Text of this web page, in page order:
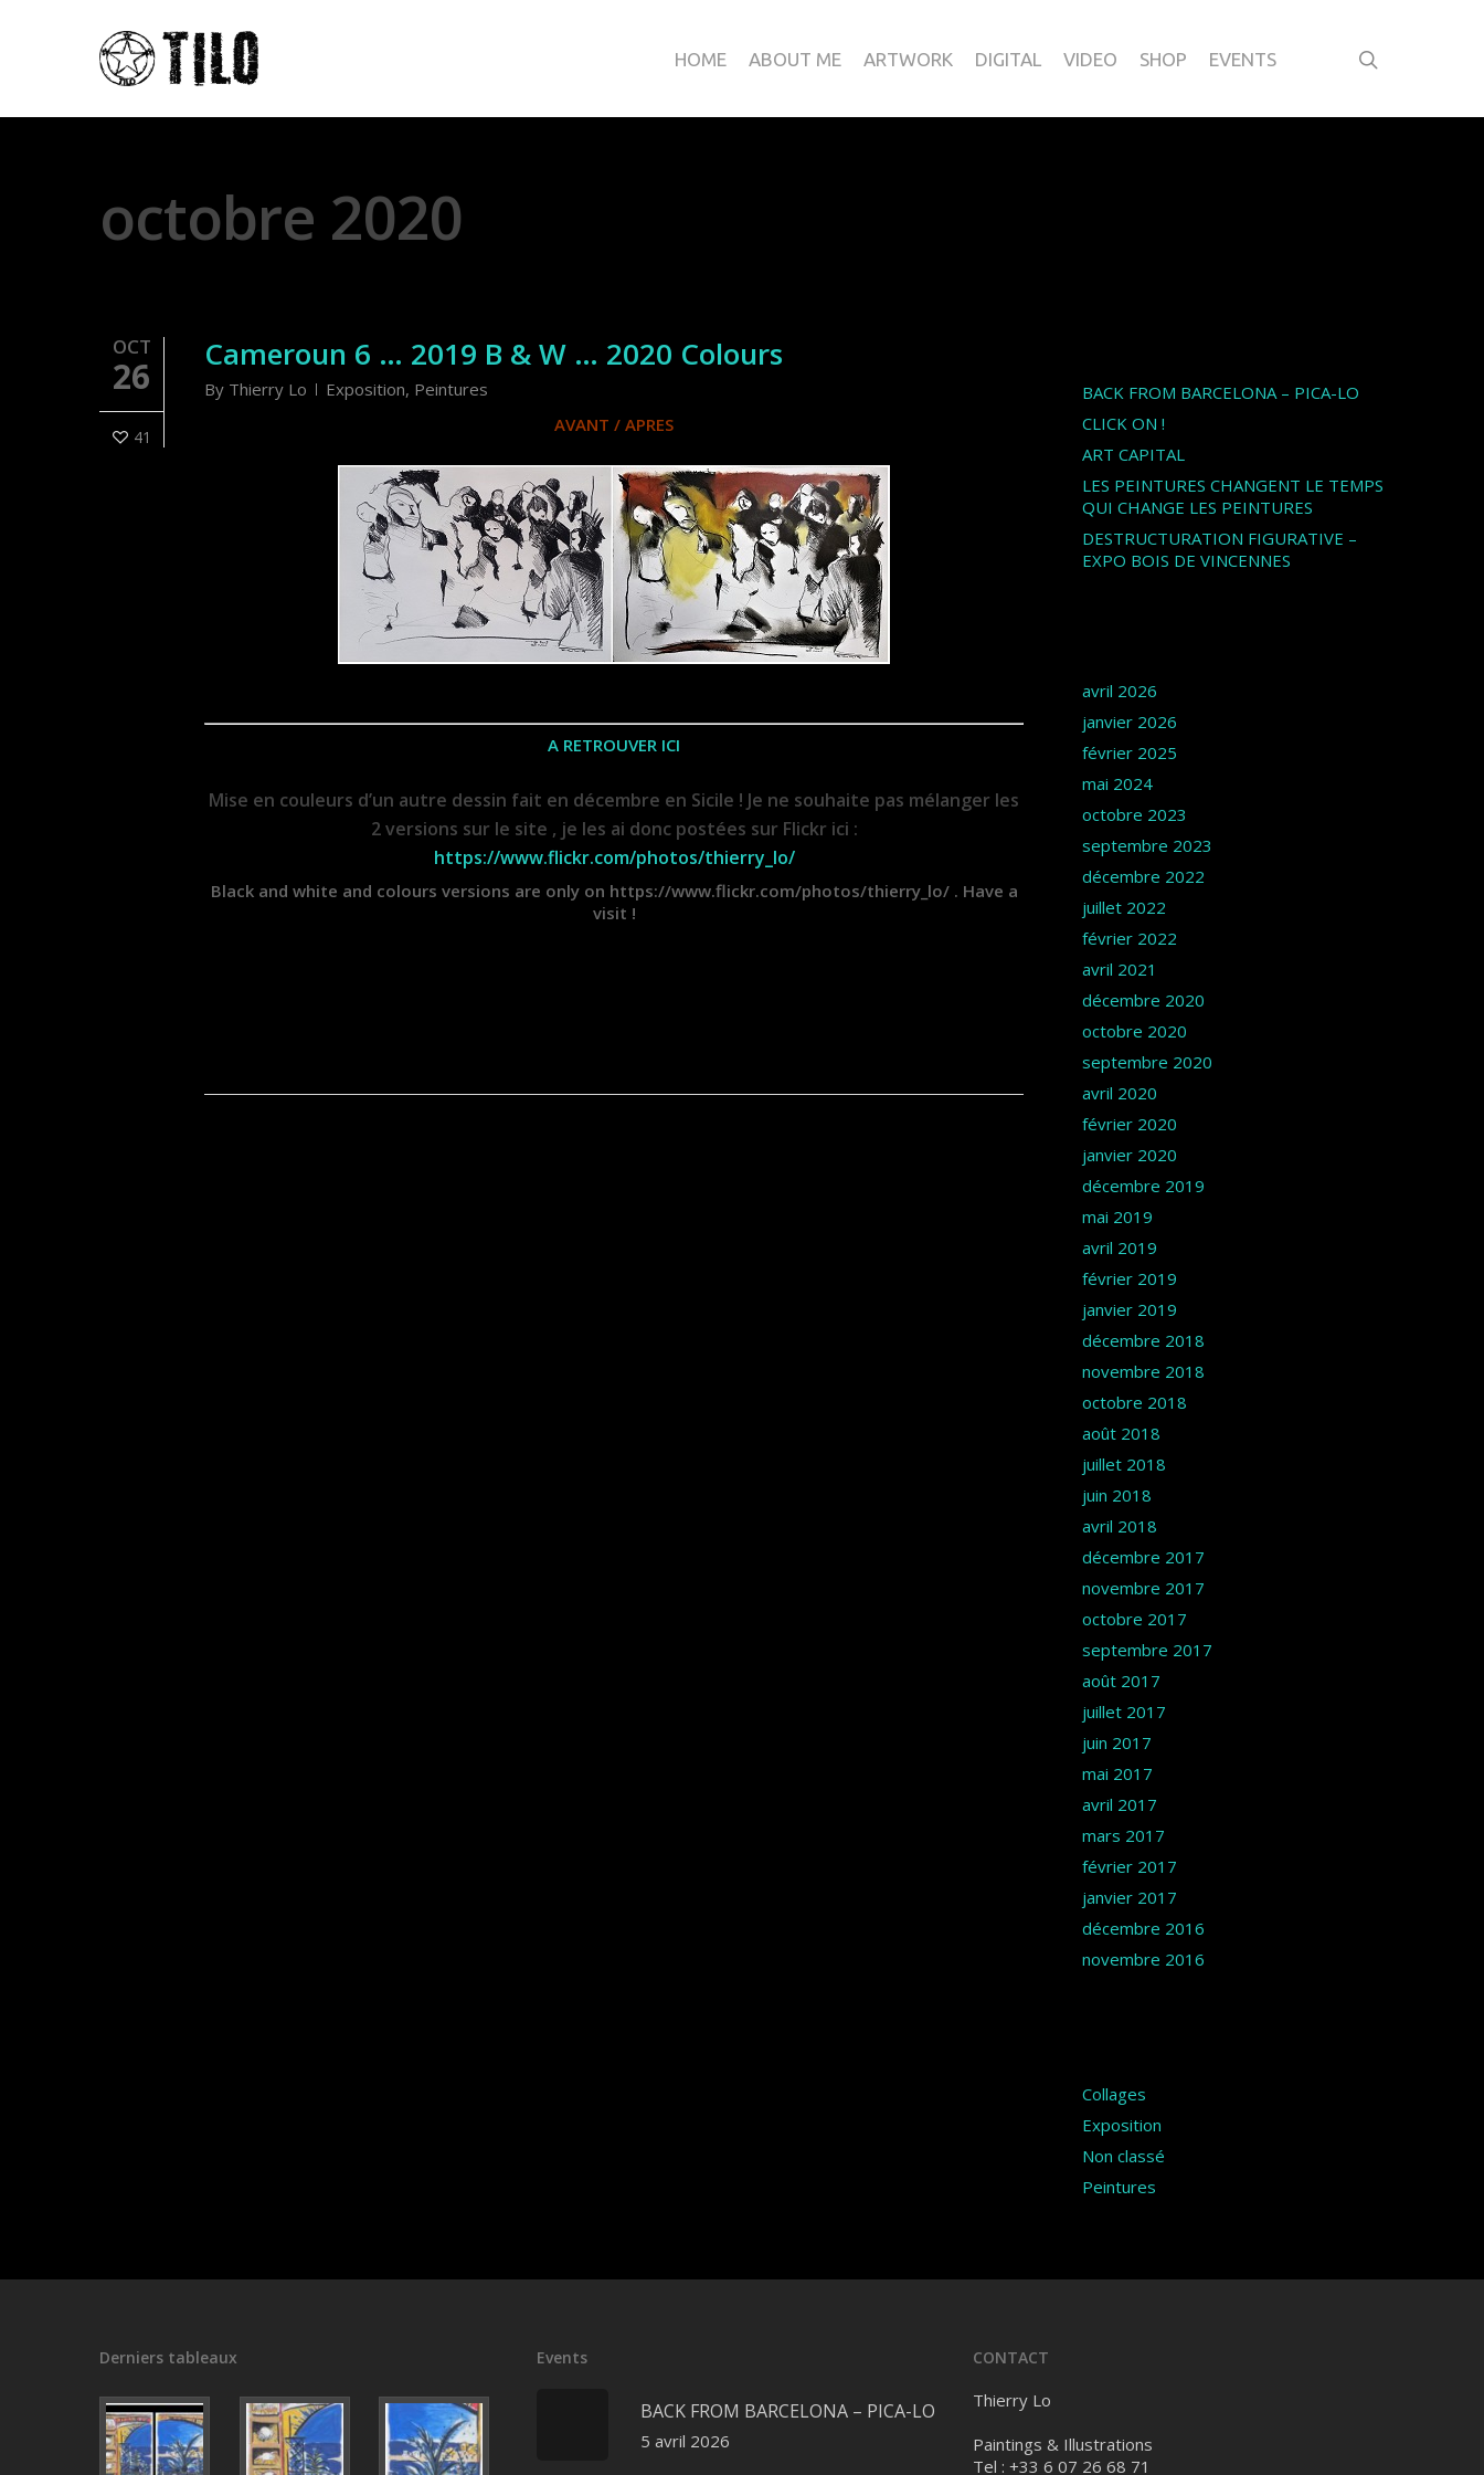
HOME ABOUT ME ARTWORK DIGITAL VIDEO SHOP EVENTS
octobre 2020
OCT
26
41
Cameroun 6 … 2019 B & W … 2020 Colours
By Thierry Lo Exposition, Peintures
AVANT / APRES
A RETROUVER ICI
Mise en couleurs d’un autre dessin fait en décembre en Sicile ! Je ne souhaite pas mélanger les
2 versions sur le site , je les ai donc postées sur Flickr ici :
https://www.flickr.com/photos/thierry_lo/
Black and white and colours versions are only on https://www.flickr.com/photos/thierry_lo/ . Have a
visit !
BACK FROM BARCELONA – PICA-LO
CLICK ON !
ART CAPITAL
LES PEINTURES CHANGENT LE TEMPS
QUI CHANGE LES PEINTURES
DESTRUCTURATION FIGURATIVE –
EXPO BOIS DE VINCENNES
avril 2026
janvier 2026
février 2025
mai 2024
octobre 2023
septembre 2023
décembre 2022
juillet 2022
février 2022
avril 2021
décembre 2020
octobre 2020
septembre 2020
avril 2020
février 2020
janvier 2020
décembre 2019
mai 2019
avril 2019
février 2019
janvier 2019
décembre 2018
novembre 2018
octobre 2018
août 2018
juillet 2018
juin 2018
avril 2018
décembre 2017
novembre 2017
octobre 2017
septembre 2017
août 2017
juillet 2017
juin 2017
mai 2017
avril 2017
mars 2017
février 2017
janvier 2017
décembre 2016
novembre 2016
Collages
Exposition
Non classé
Peintures
Derniers tableaux Events
BACK FROM BARCELONA – PICA-LO
5 avril 2026
CONTACT
Thierry Lo
Paintings & Illustrations
Tel : +33 6 07 26 68 71